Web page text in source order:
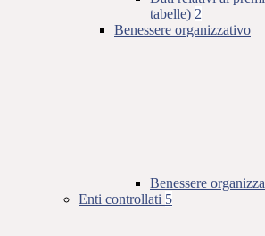
tabelle) 2
Benessere organizzativo
Benessere
Enti controllati 5